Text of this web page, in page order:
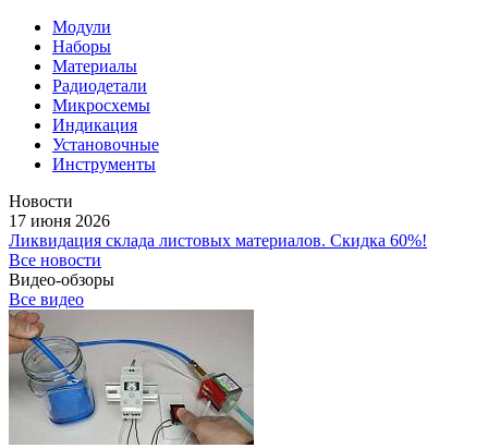
Модули
Наборы
Материалы
Радиодетали
Микросхемы
Индикация
Установочные
Инструменты
Новости
17 июня 2026
Ликвидация склада листовых материалов. Скидка 60%!
Все новости
Видео-обзоры
Все видео